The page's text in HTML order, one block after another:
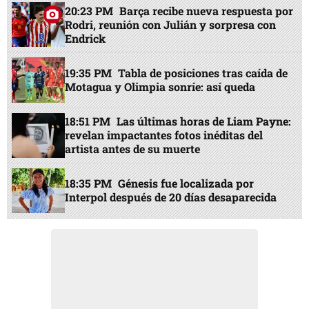
20:23 PM Barça recibe nueva respuesta por
Rodri, reunión con Julián y sorpresa con
Endrick
19:35 PM Tabla de posiciones tras caída de
Motagua y Olimpia sonríe: así queda
18:51 PM Las últimas horas de Liam Payne:
revelan impactantes fotos inéditas del
artista antes de su muerte
18:35 PM Génesis fue localizada por
Interpol después de 20 días desaparecida